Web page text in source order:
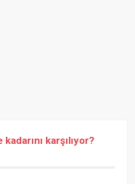
karşılıyor?